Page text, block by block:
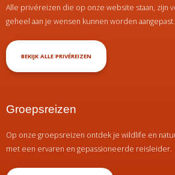
Alle privéreizen die op onze website staan, zijn
geheel aan je wensen kunnen worden aangepast.
BEKIJK ALLE PRIVÉREIZEN
Groepsreizen
Op onze groepsreizen ontdek je wildlife en
met een ervaren en gepassioneerde reisleider.